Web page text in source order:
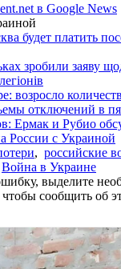
в Google News
будет платить
зробили заяву
возросло
отключений в
Ермак и Рубио
России с Украиной
, российские
Война в Украине
выделите
сообщить об